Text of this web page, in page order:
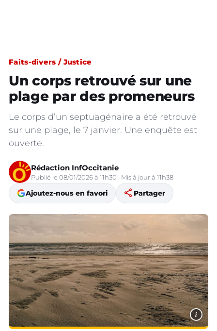
Faits-divers / Justice
Un corps retrouvé sur une
plage par des promeneurs
Le corps d’un septuagénaire a été retrouvé
sur une plage, le 7 janvier. Une enquête est
ouverte.
Rédaction InfOccitanie
Publié le 08/01/2026 à 11h30 · Mis à jour à 11h38
Ajoutez-nous en favori share Partager
i